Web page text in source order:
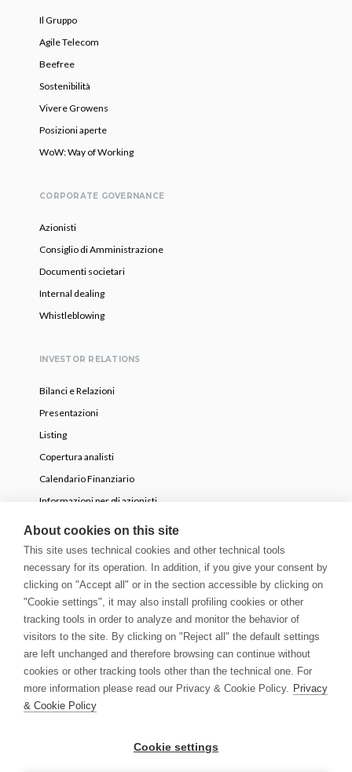
Il Gruppo
Agile Telecom
Beefree
Sostenibilità
Vivere Growens
Posizioni aperte
WoW: Way of Working
CORPORATE GOVERNANCE
Azionisti
Consiglio di Amministrazione
Documenti societari
Internal dealing
Whistleblowing
INVESTOR RELATIONS
Bilanci e Relazioni
Presentazioni
Listing
Copertura analisti
Calendario Finanziario
Informazioni per gli azionisti
OPA volontaria parziale
NEWS
Comunicati Stampa
Storie
Innovation Blog
Newsletter
Media & Guidelines
Informativa Privacy e Cookie
Impostazioni cookie
About cookies on this site
This site uses technical cookies and other technical tools
necessary for its operation. In addition, if you give your consent by
clicking on "Accept all" or in the section accessible by clicking on
"Cookie settings", it may also install profiling cookies or other
tracking tools in order to analyze and monitor the behavior of
visitors to the site. By clicking on "Reject all" the default settings
are left unchanged and therefore browsing can continue without
cookies or other tracking tools other than the technical one. For
more information please read our Privacy & Cookie Policy. Privacy
& Cookie Policy
Cookie settings